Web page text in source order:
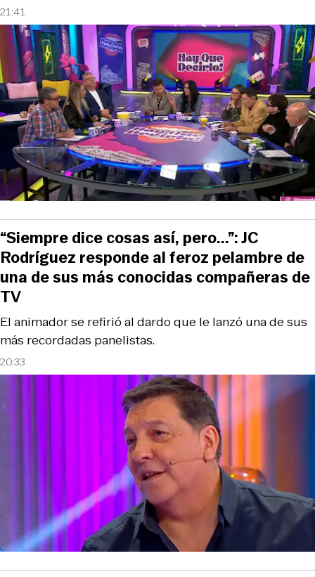
21:41
20:33
El animador se refirió al dardo que le lanzó una de sus
más recordadas panelistas.
“Siempre dice cosas así, pero...”: JC
Rodríguez responde al feroz pelambre de
una de sus más conocidas compañeras de
TV